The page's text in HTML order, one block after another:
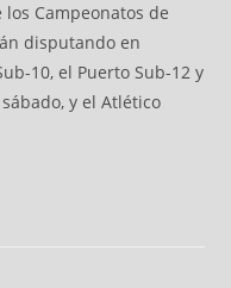
Campeonatos de
disputando en
10, el Puerto Sub-12 y
y el Atlético